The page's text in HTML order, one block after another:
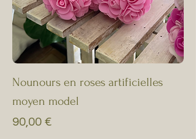
Nounours en roses artificielles
moyen model
Prix
90,00 €